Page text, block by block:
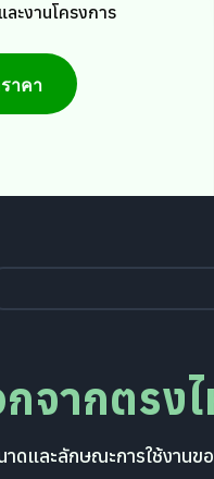
ะงานโครงการ
าคา
กจากตรง
ดและลักษณะการใช้งานข